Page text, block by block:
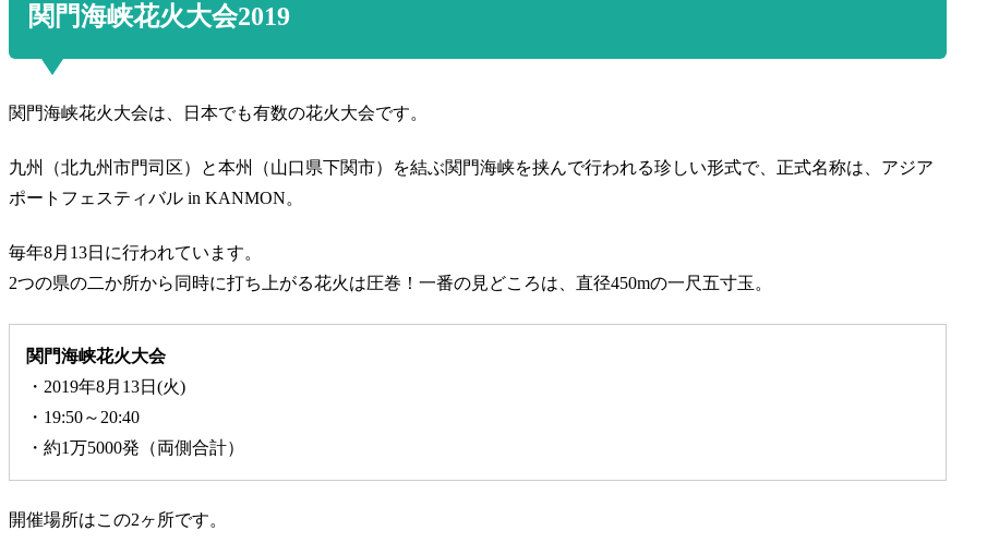
関門海峡花火大会2019
関門海峡花火大会は、日本でも有数の花火大会です。
九州（北九州市門司区）と本州（山口県下関市）を結ぶ関門海峡を挟んで行われる珍しい形式で、正式名称は、アジア
ポートフェスティバル in KANMON。
毎年8月13日に行われています。
2つの県の二か所から同時に打ち上がる花火は圧巻！一番の見どころは、直径450mの一尺五寸玉。
関門海峡花火大会
・2019年8月13日(火)
・19:50～20:40
・約1万5000発（両側合計）
開催場所はこの2ヶ所です。